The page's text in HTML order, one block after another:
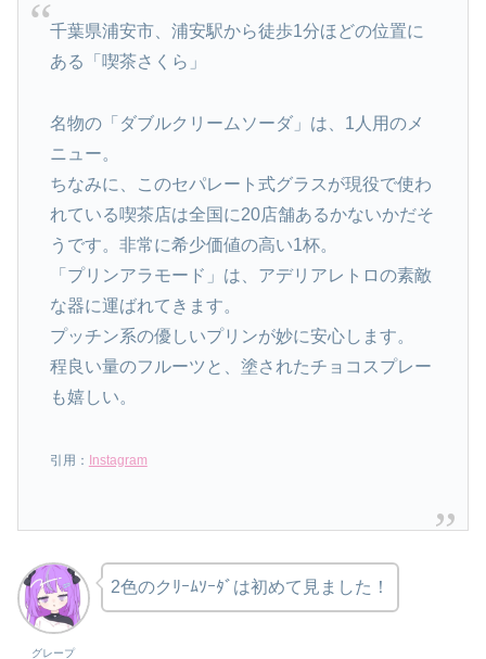
千葉県浦安市、浦安駅から徒歩1分ほどの位置に
ある「喫茶さくら」
名物の「ダブルクリームソーダ」は、1人用のメ
ニュー。
ちなみに、このセパレート式グラスが現役で使わ
れている喫茶店は全国に20店舗あるかないかだそ
うです。非常に希少価値の高い1杯。
「プリンアラモード」は、アデリアレトロの素敵
な器に運ばれてきます。
プッチン系の優しいプリンが妙に安心します。
程良い量のフルーツと、塗されたチョコスプレー
も嬉しい。
引用： Instagram
グレープ
2色のクﾘｰﾑｿｰﾀﾞは初めて見ました！